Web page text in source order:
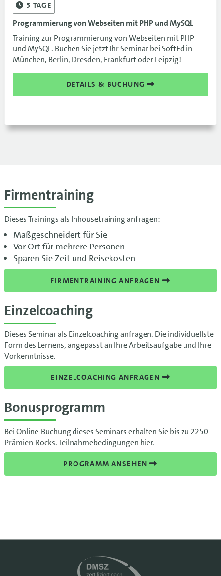
3 TAGE
Programmierung von Webseiten mit PHP und MySQL
Training zur Programmierung von Webseiten mit PHP
und MySQL. Buchen Sie jetzt Ihr Seminar bei SoftEd in
München, Berlin, Dresden, Frankfurt oder Leipzig!
DETAILS & BUCHUNG
Firmentraining
Dieses Trainings als Inhousetraining anfragen:
Maßgeschneidert für Sie
Vor Ort für mehrere Personen
Sparen Sie Zeit und Reisekosten
FIRMENTRAINING ANFRAGEN
Einzelcoaching
Dieses Seminar als Einzelcoaching anfragen. Die individuellste
Form des Lernens, angepasst an Ihre Arbeitsaufgabe und Ihre
Vorkenntnisse.
EINZELCOACHING ANFRAGEN
Bonusprogramm
Bei Online-Buchung dieses Seminars erhalten Sie bis zu 2250
Prämien-Rocks. Teilnahmebedingungen hier.
PROGRAMM ANSEHEN